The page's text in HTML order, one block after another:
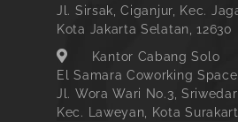
Jl. Sirsak, Ciganjur, Kec.
Kota Jakarta Selatan, 12630
Kantor Cabang Solo
El Samara Coworking Space
Jl. Wora Wari No.3,
Kec. Laweyan, Kota